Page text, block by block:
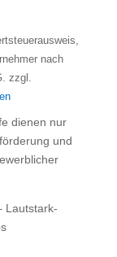
nach
zzgl.
dienen nur
und
Lautstark-